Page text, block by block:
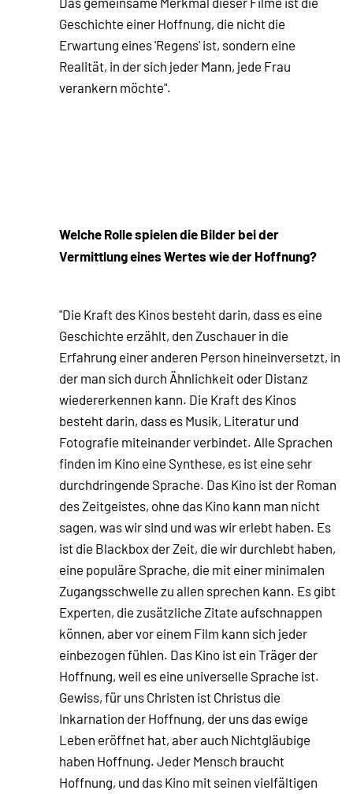
Geschichte einer Hoffnung, die nicht die
Erwartung eines 'Regens' ist, sondern eine
Realität, in der sich jeder Mann, jede Frau
verankern möchte".
Welche Rolle spielen die Bilder bei der
Vermittlung eines Wertes wie der Hoffnung?
"Die Kraft des Kinos besteht darin, dass es eine
Geschichte erzählt, den Zuschauer in die
Erfahrung einer anderen Person hineinversetzt, in
der man sich durch Ähnlichkeit oder Distanz
wiedererkennen kann. Die Kraft des Kinos
besteht darin, dass es Musik, Literatur und
Fotografie miteinander verbindet. Alle Sprachen
finden im Kino eine Synthese, es ist eine sehr
durchdringende Sprache. Das Kino ist der Roman
des Zeitgeistes, ohne das Kino kann man nicht
sagen, was wir sind und was wir erlebt haben. Es
ist die Blackbox der Zeit, die wir durchlebt haben,
eine populäre Sprache, die mit einer minimalen
Zugangsschwelle zu allen sprechen kann. Es gibt
Experten, die zusätzliche Zitate aufschnappen
können, aber vor einem Film kann sich jeder
einbezogen fühlen. Das Kino ist ein Träger der
Hoffnung, weil es eine universelle Sprache ist.
Gewiss, für uns Christen ist Christus die
Inkarnation der Hoffnung, der uns das ewige
Leben eröffnet hat, aber auch Nichtgläubige
haben Hoffnung. Jeder Mensch braucht
Hoffnung, und das Kino mit seinen vielfältigen